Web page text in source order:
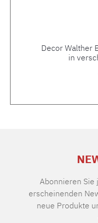
Decor Walther
in
Abonnieren Sie
erscheinenden
neue Produkte